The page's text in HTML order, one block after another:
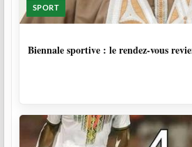
SPORT
Biennale sportive : le rendez-vous